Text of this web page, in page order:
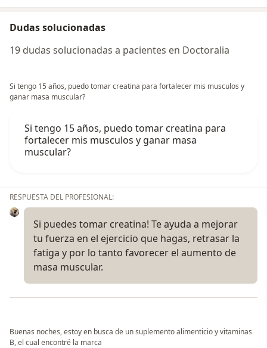
Dudas solucionadas
19 dudas solucionadas a pacientes en Doctoralia
Si tengo 15 años, puedo tomar creatina para fortalecer mis musculos y
ganar masa muscular?
Si tengo 15 años, puedo tomar creatina para
fortalecer mis musculos y ganar masa
muscular?
RESPUESTA DEL PROFESIONAL:
Si puedes tomar creatina! Te ayuda a mejorar
tu fuerza en el ejercicio que hagas, retrasar la
fatiga y por lo tanto favorecer el aumento de
masa muscular.
Buenas noches, estoy en busca de un suplemento alimenticio y vitaminas
B, el cual encontré la marca